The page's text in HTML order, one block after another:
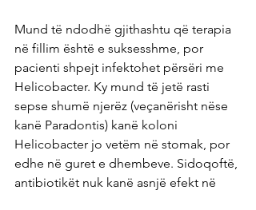
Mund të ndodhë gjithashtu që terapia
në fillim është e suksesshme, por
pacienti shpejt infektohet përsëri me
Helicobacter. Ky mund të jetë rasti
sepse shumë njerëz (veçanërisht nëse
kanë Paradontis) kanë koloni
Helicobacter jo vetëm në stomak, por
edhe në guret e dhembeve. Sidoqoftë,
antibiotikët nuk kanë asnjë efekt në